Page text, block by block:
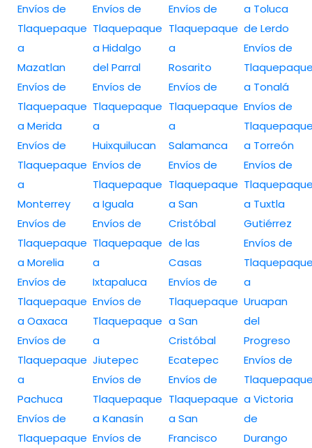
Envíos de
Tlaquepaque
a
Mazatlan
Envíos de
Tlaquepaque
a Merida
Envíos de
Tlaquepaque
a
Monterrey
Envíos de
Tlaquepaque
a Morelia
Envíos de
Tlaquepaque
a Oaxaca
Envíos de
Tlaquepaque
a
Pachuca
Envíos de
Tlaquepaque
Envíos de
Tlaquepaque
a Hidalgo
del Parral
Envíos de
Tlaquepaque
a
Huixquilucan
Envíos de
Tlaquepaque
a Iguala
Envíos de
Tlaquepaque
a
Ixtapaluca
Envíos de
Tlaquepaque
a
Jiutepec
Envíos de
Tlaquepaque
a Kanasín
Envíos de
Envíos de
Tlaquepaque
a
Rosarito
Envíos de
Tlaquepaque
a
Salamanca
Envíos de
Tlaquepaque
a San
Cristóbal
de las
Casas
Envíos de
Tlaquepaque
a San
Cristóbal
Ecatepec
Envíos de
Tlaquepaque
a San
Francisco
a Toluca
de Lerdo
Envíos de
a Tonalá
Envíos de
a Torreón
Envíos de
a Tuxtla
Gutiérrez
Envíos de
a
Uruapan
del
Progreso
Envíos de
a Victoria
de
Durango